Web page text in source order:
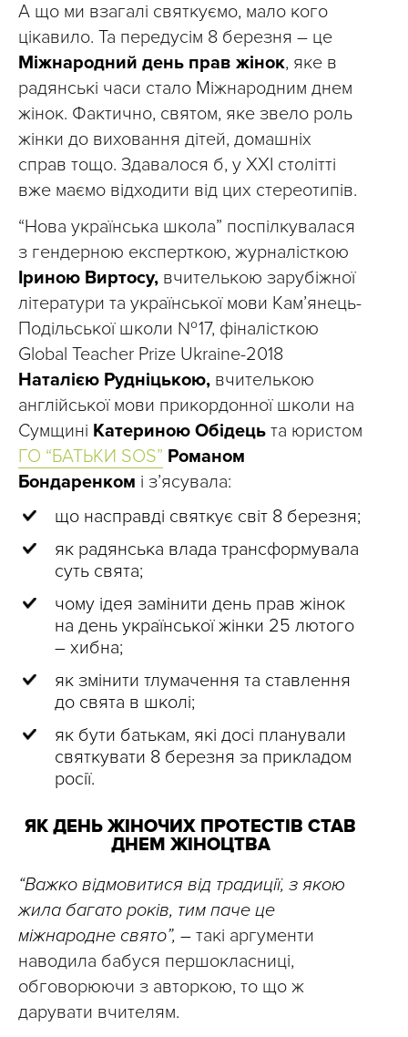
А що ми взагалі святкуємо, мало кого
цікавило. Та передусім 8 березня – це
Міжнародний день прав жінок, яке в
радянські часи стало Міжнародним днем
жінок. Фактично, святом, яке звело роль
жінки до виховання дітей, домашніх
справ тощо. Здавалося б, у XXI столітті
вже маємо відходити від цих стереотипів.
“Нова українська школа” поспілкувалася
з гендерною експерткою, журналісткою
Іриною Виртосу, вчителькою зарубіжної
літератури та української мови Кам’янець-
Подільської школи № 17, фіналісткою
Global Teacher Prize Ukraine-2018
Наталією Рудніцькою, вчителькою
англійської мови прикордонної школи на
Сумщині Катериною Обідець та юристом
ГО “БАТЬКИ SOS” Романом
Бондаренком і з’ясувала:
що насправді святкує світ 8 березня;
як радянська влада трансформувала
суть свята;
чому ідея замінити день прав жінок
на день української жінки 25 лютого
– хибна;
як змінити тлумачення та ставлення
до свята в школі;
як бути батькам, які досі планували
святкувати 8 березня за прикладом
росії.
ЯК ДЕНЬ ЖІНОЧИХ ПРОТЕСТІВ СТАВ
ДНЕМ ЖІНОЦТВА
“Важко відмовитися від традиції, з якою
жила багато років, тим паче це
міжнародне свято”, – такі аргументи
наводила бабуся першокласниці,
обговорюючи з авторкою, то що ж
дарувати вчителям.